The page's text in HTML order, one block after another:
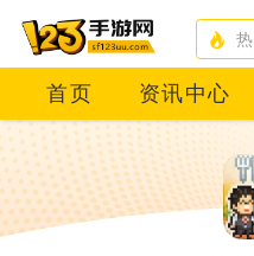
首页 资讯中心